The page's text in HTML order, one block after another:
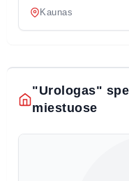
Kaunas
"Urologas"
miestuose